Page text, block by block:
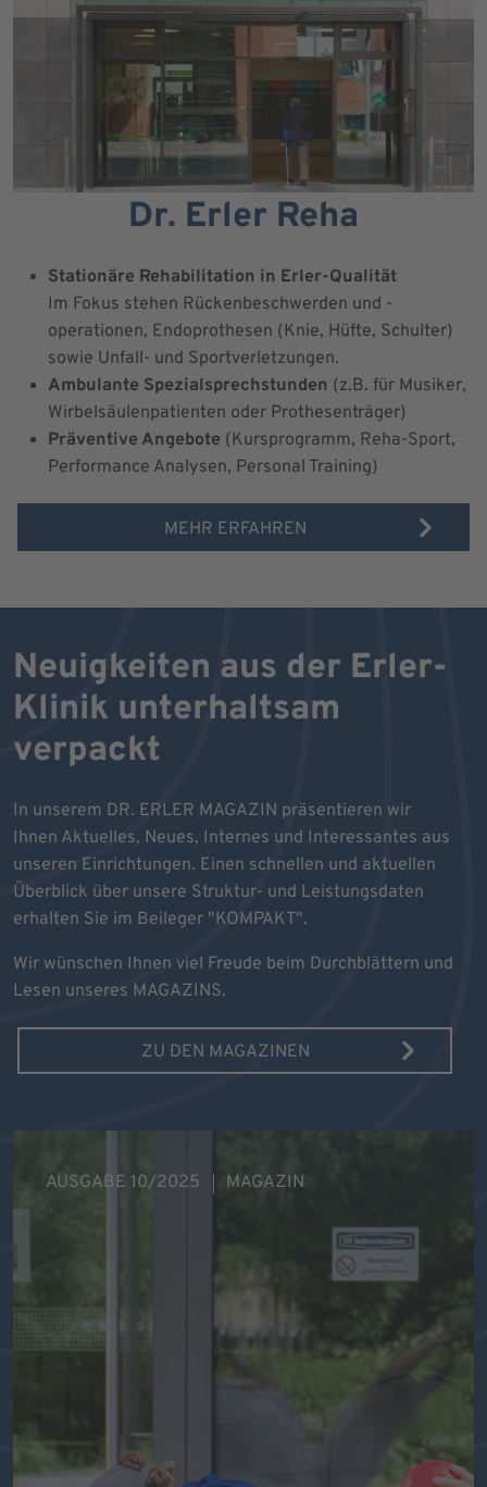
Dr. Erler Reha
Stationäre Rehabilitation in Erler-Qualität
Im Fokus stehen Rückenbeschwerden und -
operationen, Endoprothesen (Knie, Hüfte, Schulter)
sowie Unfall- und Sportverletzungen.
Ambulante Spezialsprechstunden (z.B. für Musiker,
Wirbelsäulenpatienten oder Prothesenträger)
Präventive Angebote (Kursprogramm, Reha-Sport,
Performance Analysen, Personal Training)
MEHR ERFAHREN
Neuigkeiten aus der Erler-
Klinik unterhaltsam
verpackt
In unserem DR. ERLER MAGAZIN präsentieren wir
Ihnen Aktuelles, Neues, Internes und Interessantes aus
unseren Einrichtungen. Einen schnellen und aktuellen
Überblick über unsere Struktur- und Leistungsdaten
erhalten Sie im Beileger "KOMPAKT".
Wir wünschen Ihnen viel Freude beim Durchblättern und
Lesen unseres MAGAZINS.
ZU DEN MAGAZINEN
AUSGABE 10/2025 MAGAZIN